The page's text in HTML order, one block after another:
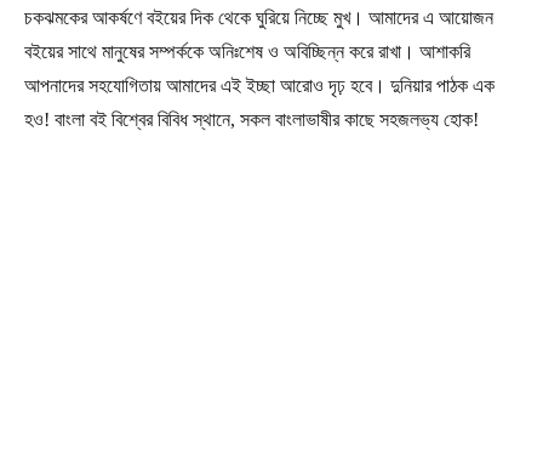
চকঝমকের আকর্ষণে বইয়ের দিক থেকে ঘুরিয়ে নিচ্ছে মুখ। আমাদের এ আয়োজন
বইয়ের সাথে মানুষের সম্পর্ককে অনিঃশেষ ও অবিচ্ছিন্ন করে রাখা। আশাকরি
আপনাদের সহযোগিতায় আমাদের এই ইচ্ছা আরোও দৃঢ় হবে। দুনিয়ার পাঠক এক
হও! বাংলা বই বিশ্বের বিবিধ স্থানে, সকল বাংলাভাষীর কাছে সহজলভ্য হোক!